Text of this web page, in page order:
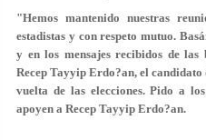
"Hemos mantenido nuestras
estadistas y con respeto mutuo.
y en los mensajes recibidos de las
Recep Tayyip Erdo?an, el
vuelta de las elecciones. Pido a
apoyen a Recep Tayyip Erdo?an.